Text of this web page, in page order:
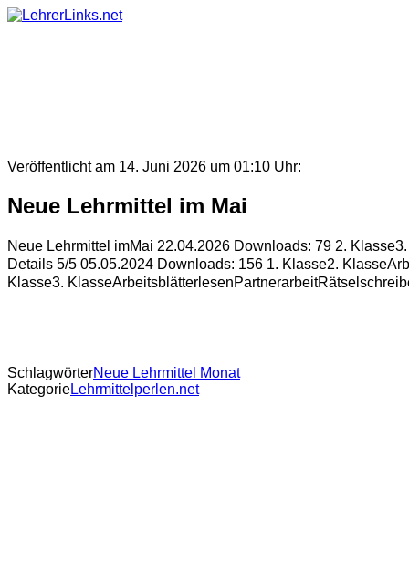
Skip
Veröffentlicht am 14. Juni 2026 um 01:10 Uhr:
Neue Lehrmittel im Mai
Neue Lehrmittel imMai 22.04.2026 Downloads: 79 2.
Details 5/5 05.05.2024 Downloads: 156 1. Klasse2.
Klasse3.
SchlagwörterNeue Lehrmittel Monat
KategorieLehrmittelperlen.net